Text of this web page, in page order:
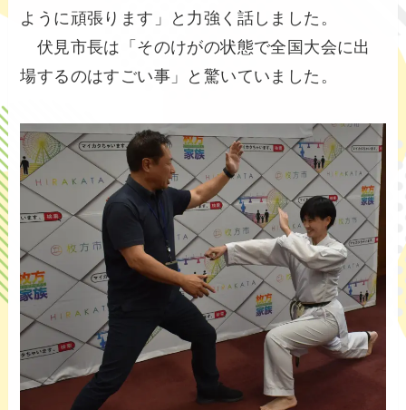
ように頑張ります」と力強く話しました。
伏見市長は「そのけがの状態で全国大会に出
場するのはすごい事」と驚いていました。